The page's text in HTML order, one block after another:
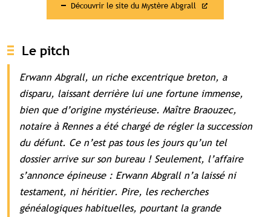
Découvrir le site du Mystère Abgrall
Le pitch
Erwann Abgrall, un riche excentrique breton, a
disparu, laissant derrière lui une fortune immense,
bien que d’origine mystérieuse. Maître Braouzec,
notaire à Rennes a été chargé de régler la succession
du défunt. Ce n’est pas tous les jours qu’un tel
dossier arrive sur son bureau ! Seulement, l’affaire
s’annonce épineuse : Erwann Abgrall n’a laissé ni
testament, ni héritier. Pire, les recherches
généalogiques habituelles, pourtant la grande
Contenu réservé aux abonné(e)s
Souscrire à l'abonnement premium
Se connecter
Accès complet aux études
Accès aux guides pratiques
Visibilité sur tourismebretagne.com